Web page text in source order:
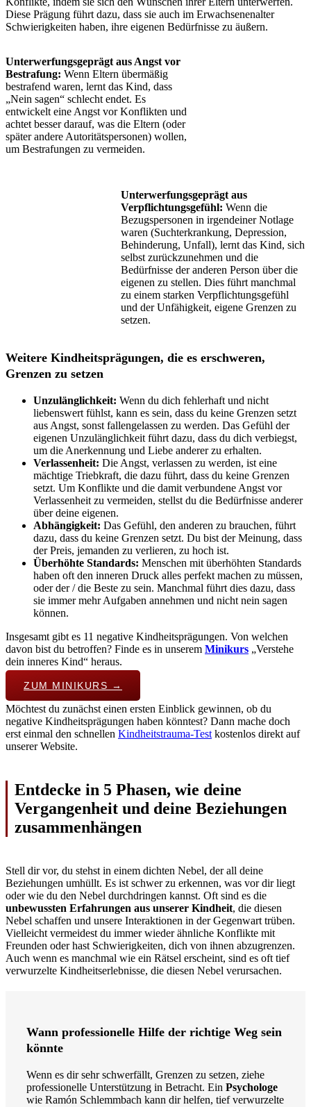
Diese Prägung führt dazu, dass sie auch im Erwachsenenalter
Schwierigkeiten haben, ihre eigenen Bedürfnisse zu äußern.
Unterwerfungsgeprägt aus Angst vor
Bestrafung: Wenn Eltern übermäßig
bestrafend waren, lernt das Kind, dass
„Nein sagen“ schlecht endet. Es
entwickelt eine Angst vor Konflikten und
achtet besser darauf, was die Eltern (oder
später andere Autoritätspersonen) wollen,
um Bestrafungen zu vermeiden.
Unterwerfungsgeprägt aus
Verpflichtungsgefühl: Wenn die
Bezugspersonen in irgendeiner Notlage
waren (Suchterkrankung, Depression,
Behinderung, Unfall), lernt das Kind, sich
selbst zurückzunehmen und die
Bedürfnisse der anderen Person über die
eigenen zu stellen. Dies führt manchmal
zu einem starken Verpflichtungsgefühl
und der Unfähigkeit, eigene Grenzen zu
setzen.
Weitere Kindheitsprägungen, die es erschweren,
Grenzen zu setzen
Unzulänglichkeit: Wenn du dich fehlerhaft und nicht
liebenswert fühlst, kann es sein, dass du keine Grenzen setzt
aus Angst, sonst fallengelassen zu werden. Das Gefühl der
eigenen Unzulänglichkeit führt dazu, dass du dich verbiegst,
um die Anerkennung und Liebe anderer zu erhalten.
Verlassenheit: Die Angst, verlassen zu werden, ist eine
mächtige Triebkraft, die dazu führt, dass du keine Grenzen
setzt. Um Konflikte und die damit verbundene Angst vor
Verlassenheit zu vermeiden, stellst du die Bedürfnisse anderer
über deine eigenen.
Abhängigkeit: Das Gefühl, den anderen zu brauchen, führt
dazu, dass du keine Grenzen setzt. Du bist der Meinung, dass
der Preis, jemanden zu verlieren, zu hoch ist.
Überhöhte Standards: Menschen mit überhöhten Standards
haben oft den inneren Druck alles perfekt machen zu müssen,
oder der / die Beste zu sein. Manchmal führt dies dazu, dass
sie immer mehr Aufgaben annehmen und nicht nein sagen
können.
Insgesamt gibt es 11 negative Kindheitsprägungen. Von welchen
davon bist du betroffen? Finde es in unserem Minikurs „Verstehe
dein inneres Kind“ heraus.
ZUM MINIKURS →
Möchtest du zunächst einen ersten Einblick gewinnen, ob du
negative Kindheitsprägungen haben könntest? Dann mache doch
erst einmal den schnellen Kindheitstrauma-Test kostenlos direkt auf
unserer Website.
Entdecke in 5 Phasen, wie deine
Vergangenheit und deine Beziehungen
zusammenhängen
Stell dir vor, du stehst in einem dichten Nebel, der all deine
Beziehungen umhüllt. Es ist schwer zu erkennen, was vor dir liegt
oder wie du den Nebel durchdringen kannst. Oft sind es die
unbewussten Erfahrungen aus unserer Kindheit, die diesen
Nebel schaffen und unsere Interaktionen in der Gegenwart trüben.
Vielleicht vermeidest du immer wieder ähnliche Konflikte mit
Freunden oder hast Schwierigkeiten, dich von ihnen abzugrenzen.
Auch wenn es manchmal wie ein Rätsel erscheint, sind es oft tief
verwurzelte Kindheitserlebnisse, die diesen Nebel verursachen.
Wann professionelle Hilfe der richtige Weg sein
könnte
Wenn es dir sehr schwerfällt, Grenzen zu setzen, ziehe
professionelle Unterstützung in Betracht. Ein Psychologe
wie Ramón Schlemmbach kann dir helfen, tief verwurzelte